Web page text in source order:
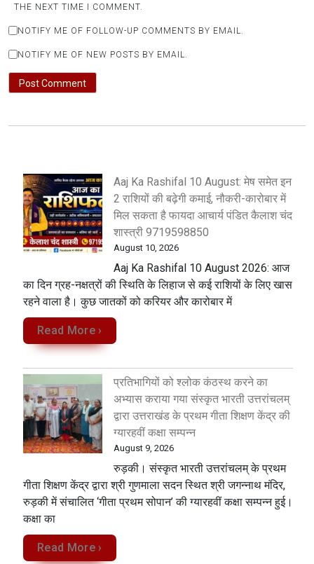
THE NEXT TIME I COMMENT.
NOTIFY ME OF FOLLOW-UP COMMENTS BY EMAIL.
NOTIFY ME OF NEW POSTS BY EMAIL.
Aaj Ka Rashifal 10 August: मेष समेत इन
2 राशियों की बढ़ेगी कमाई, नौकरी-कारोबार में
मिल सकता है फायदा आचार्य पंडित कैलाश चंद
शास्त्री 9719598850
August 10, 2026
Aaj Ka Rashifal 10 August 2026: आज
का दिन ग्रह-नक्षत्रों की स्थिति के लिहाज से कई राशियों के लिए खास
रहने वाला है। कुछ जातकों को करियर और कारोबार में
Read More ›
प्रतिभागियों को श्लोक कंठस्थ करने का
अभ्यास कराया गया संस्कृत भारती उत्तरांचलम्
द्वारा उत्तराखंड के प्रथम गीता शिक्षण केंद्र की
ग्यारहवीं कक्षा सम्पन्न
August 9, 2026
रुड़की। संस्कृत भारती उत्तरांचलम् के प्रथम
गीता शिक्षण केंद्र द्वारा श्री गुणमाला सदन स्थित श्री जगन्नाथ मंदिर,
रुड़की में संचालित ‘गीता प्रथम सोपान’ की ग्यारहवीं कक्षा सम्पन्न हुई।
कक्षा का
Read More ›